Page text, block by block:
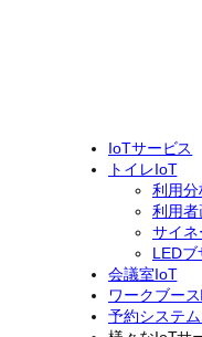
IoTサービス
トイレIoT
利用分
利用者
サイネ
LEDブ
会議室IoT
ワークブー
予約システ